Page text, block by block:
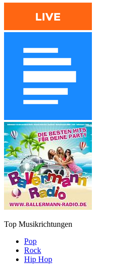
Top Musikrichtungen
Pop
Rock
Hip Hop